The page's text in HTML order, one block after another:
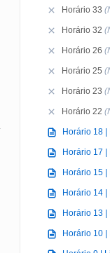
Horário 33
Horário 32
Horário 26
Horário 25
Horário 23
Horário 22
Horário 18
Horário 17
Horário 15
Horário 14
Horário 13
Horário 10